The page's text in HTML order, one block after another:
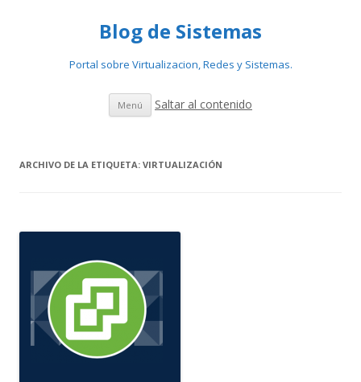
Blog de Sistemas
Portal sobre Virtualizacion, Redes y Sistemas.
Menú Saltar al contenido
ARCHIVO DE LA ETIQUETA: VIRTUALIZACIÓN